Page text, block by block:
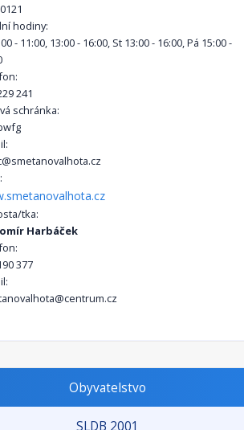
hodiny:
- 11:00, 13:00 - 16:00, St 13:00 - 16:00, Pá 15:00 -
241
schránka:
tka:
Harbáček
377
Obyvatelstvo
SLDB 2001